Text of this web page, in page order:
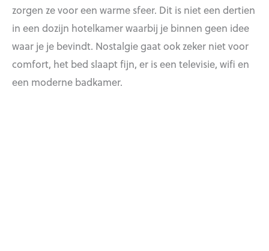
zorgen ze voor een warme sfeer. Dit is niet een dertien
in een dozijn hotelkamer waarbij je binnen geen idee
waar je je bevindt. Nostalgie gaat ook zeker niet voor
comfort, het bed slaapt fijn, er is een televisie, wifi en
een moderne badkamer.